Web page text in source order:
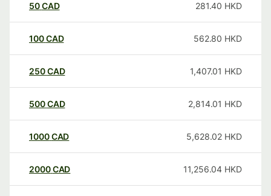
50CAD 281.40 HKD
100CAD 562.80 HKD
250CAD 1,407.01 HKD
500CAD 2,814.01 HKD
1000CAD 5,628.02 HKD
2000CAD 11,256.04 HKD